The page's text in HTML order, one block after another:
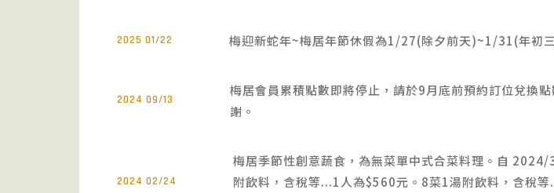
2025 01/22 梅迎新蛇年~梅居年節休假為1/27(除夕前天)~1/31(年初
2024 09/13
梅居會員累積點數即將停止，請於9月底前預約訂位兌換
謝。
2024 02/24
梅居季節性創意蔬食，為無菜單中式合菜料理。自
附飲料，含稅等...1人為$560元。8菜1湯附飲料，含稅